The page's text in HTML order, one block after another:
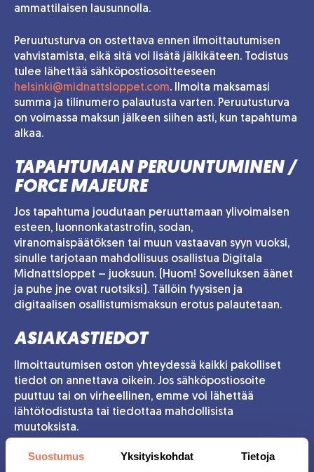
Suostumus Yksityiskohdat Tietoja
ammattilaisen lausunnolla.
Peruutusturva on ostettava ennen ilmoittautumisen
vahvistamista, eikä sitä voi lisätä jälkikäteen. Todistus
tulee lähettää sähköpostiosoitteeseen
helsinki@midnattsloppet.com. Ilmoita maksamasi
summa ja tilinumero palautusta varten. Peruutusturva
on voimassa maksun jälkeen siihen asti, kun tapahtuma
alkaa.
TAPAHTUMAN PERUUNTUMINEN /
FORCE MAJEURE
Jos tapahtuma joudutaan peruuttamaan ylivoimaisen
esteen, luonnonkatastrofin, sodan,
viranomaispäätöksen tai muun vastaavan syyn vuoksi,
sinulle tarjotaan mahdollisuus osallistua Digitala
Midnattsloppet – juoksuun. (Huom! Sovelluksen äänet
ja puhe jne ovat ruotsiksi). Tällöin fyysisen ja
digitaalisen osallistumismaksun erotus palautetaan.
ASIAKASTIEDOT
Ilmoittautumisen oston yhteydessä kaikki pakolliset
tiedot on annettava oikein. Jos sähköpostiosoite
puuttuu tai on virheellinen, emme voi lähettää
lähtötodistusta tai tiedottaa mahdollisista
muutoksista.
Nimi-, osoite- ja yhteystiedot tallennetaan